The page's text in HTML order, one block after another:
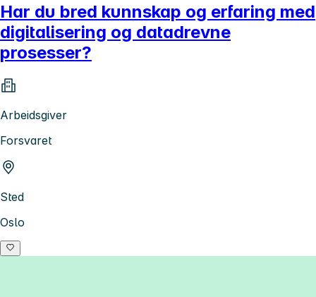
Har du bred kunnskap og erfaring med
digitalisering og datadrevne
prosesser?
Arbeidsgiver
Forsvaret
Sted
Oslo